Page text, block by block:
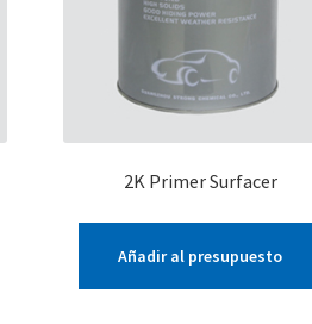
2K Primer Surfacer
Añadir al presupuesto